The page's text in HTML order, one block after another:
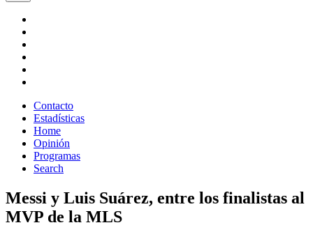
Contacto
Estadísticas
Home
Opinión
Programas
Search
Messi y Luis Suárez, entre los finalistas al
MVP de la MLS